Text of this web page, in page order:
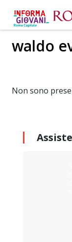
waldo
Non sono